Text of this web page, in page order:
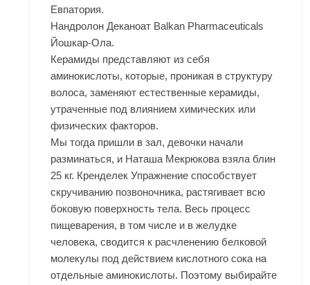
Евпатория.
Нандролон Деканоат Balkan Pharmaceuticals
Йошкар-Ола.
Керамиды представляют из себя
аминокислоты, которые, проникая в структуру
волоса, заменяют естественные керамиды,
утраченные под влиянием химических или
физических факторов.
Мы тогда пришли в зал, девочки начали
разминаться, и Наташа Мекрюкова взяла блин
25 кг. Кренделек Упражнение способствует
скручиванию позвоночника, растягивает всю
боковую поверхность тела. Весь процесс
пищеварения, в том числе и в желудке
человека, сводится к расчленению белковой
молекулы под действием кислотного сока на
отдельные аминокислоты. Поэтому выбирайте